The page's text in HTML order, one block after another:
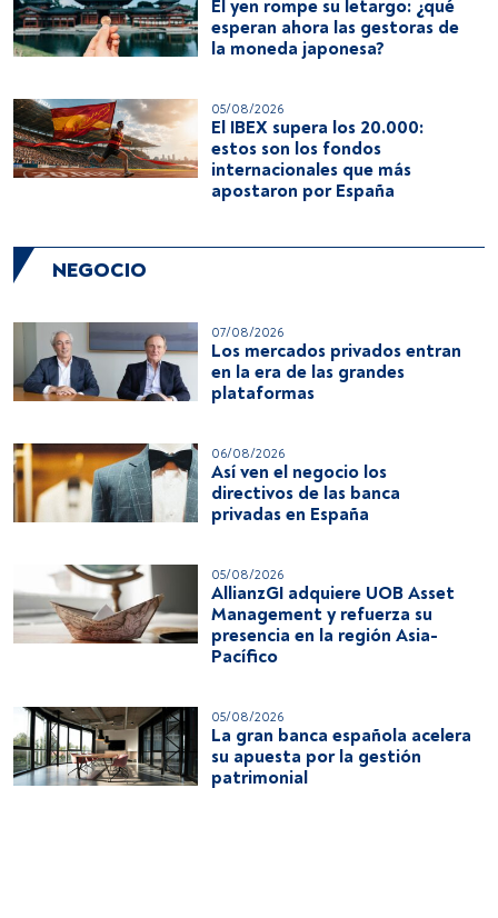
El yen rompe su letargo: ¿qué
esperan ahora las gestoras de
la moneda japonesa?
05/08/2026
El IBEX supera los 20.000:
estos son los fondos
internacionales que más
apostaron por España
NEGOCIO
07/08/2026
Los mercados privados entran
en la era de las grandes
plataformas
06/08/2026
Así ven el negocio los
directivos de las banca
privadas en España
05/08/2026
AllianzGI adquiere UOB Asset
Management y refuerza su
presencia en la región Asia-
Pacífico
05/08/2026
La gran banca española acelera
su apuesta por la gestión
patrimonial